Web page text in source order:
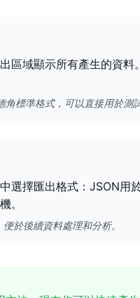
區域顯示所有產生的資
標準格式，可以直接用於測
選擇匯出格式：JSON
。
於後續資料處理和分析。